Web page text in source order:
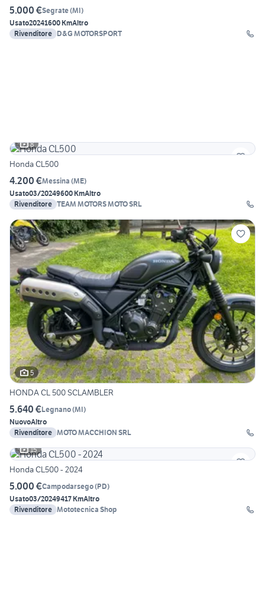
5.000 €Segrate(MI)
Usato20241600 KmAltro
Rivenditore D&G MOTORSPORT
8
Honda CL500
4.200 €Messina (ME)
Usato03/20249600 KmAltro
Rivenditore TEAM MOTORS MOTO SRL
5
HONDA CL 500 SCLAMBLER
5.640 €Legnano(MI)
NuovoAltro
Rivenditore MOTO MACCHION SRL
15
Honda CL500 - 2024
5.000 €Campodarsego(PD)
Usato03/20249417 KmAltro
Rivenditore Mototecnica Shop